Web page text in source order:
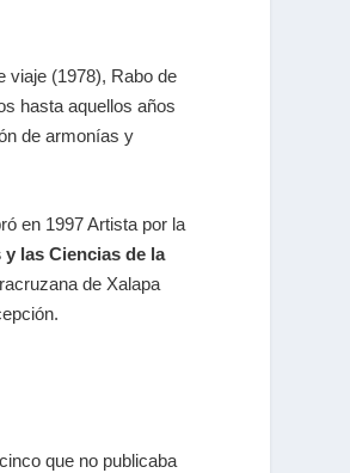
viaje (1978), Rabo de
hasta aquellos años
de armonías y
en 1997 Artista por la
las Ciencias de la
de Xalapa
que no publicaba